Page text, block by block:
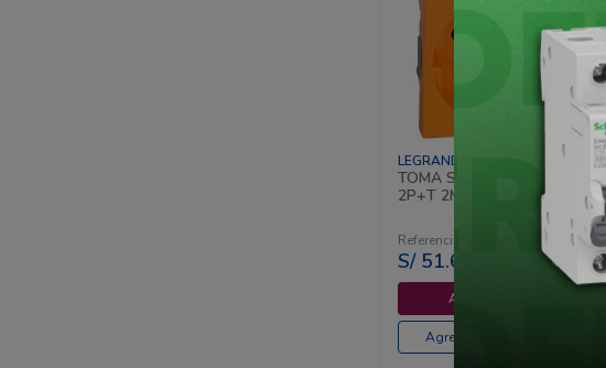
LEGRAND
TOMA SCHUKO NARANJA
2P+T 2MOD MOSAIC 077217
Referencia
S/ 51.67
Agregar al carrito
Agregar al cotizador